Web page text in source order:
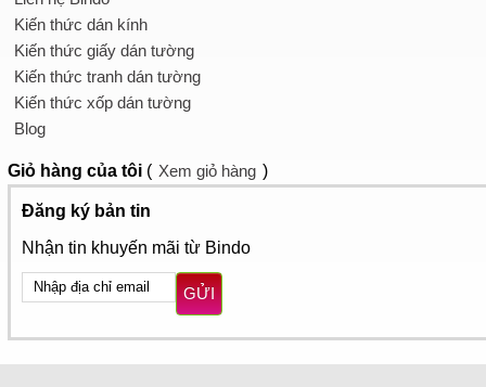
Kiến thức dán kính
Kiến thức giấy dán tường
Kiến thức tranh dán tường
Kiến thức xốp dán tường
Blog
Giỏ hàng của tôi ( Xem giỏ hàng )
Đăng ký bản tin
Nhận tin khuyến mãi từ Bindo
GỬI